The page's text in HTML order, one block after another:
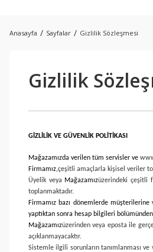
Anasayfa Sayfalar Gizlilik Sözleşmesi
Gizlilik
GİZLİLİK VE GÜVENLİK POLİTİKASI
Mağazamızda verilen tüm servisler ve
Firmamız,çeşitli amaçlarla kişisel veriler
Üyelik veya Mağazamızüzerindeki çeşitli
toplanmaktadır.
Firmamız bazı dönemlerde
yaptıktan sonra hesap bilgileri
Mağazamızüzerinden veya eposta ile
açıklanmayacaktır.
Sistemle ilgili sorunların tanımlanması ve